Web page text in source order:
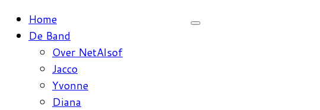
Ga
naar
Home
De Band
Over NetAlsof
Jacco
Yvonne
Diana